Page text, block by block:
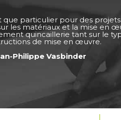
que particulier pour des
les matériaux et la mise en
quincaillerie tant sur le
de mise en œuvre.
Philippe Vasbinder